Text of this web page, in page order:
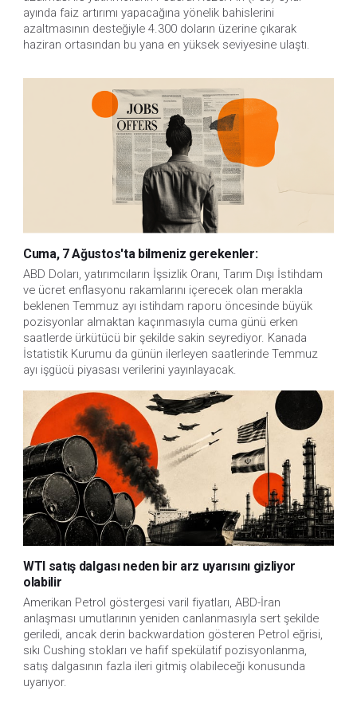
ayında faiz artırımı yapacağına yönelik bahislerini
azaltmasının desteğiyle 4.300 doların üzerine çıkarak
haziran ortasından bu yana en yüksek seviyesine ulaştı.
Cuma, 7 Ağustos'ta bilmeniz gerekenler:
ABD Doları, yatırımcıların İşsizlik Oranı, Tarım Dışı İstihdam
ve ücret enflasyonu rakamlarını içerecek olan merakla
beklenen Temmuz ayı istihdam raporu öncesinde büyük
pozisyonlar almaktan kaçınmasıyla cuma günü erken
saatlerde ürkütücü bir şekilde sakin seyrediyor. Kanada
İstatistik Kurumu da günün ilerleyen saatlerinde Temmuz
ayı işgücü piyasası verilerini yayınlayacak.
WTI satış dalgası neden bir arz uyarısını gizliyor
olabilir
Amerikan Petrol göstergesi varil fiyatları, ABD-İran
anlaşması umutlarının yeniden canlanmasıyla sert şekilde
geriledi, ancak derin backwardation gösteren Petrol eğrisi,
sıkı Cushing stokları ve hafif spekülatif pozisyonlanma,
satış dalgasının fazla ileri gitmiş olabileceği konusunda
uyarıyor.